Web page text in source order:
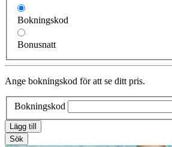
Bokningskod
Bonusnatt
Ange bokningskod för att se ditt pris.
Bokningskod
Lägg till
Sök